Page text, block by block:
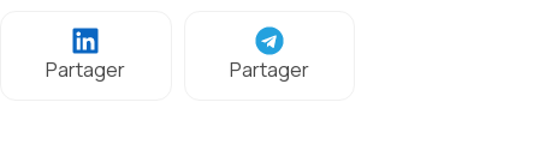
Partager Partager